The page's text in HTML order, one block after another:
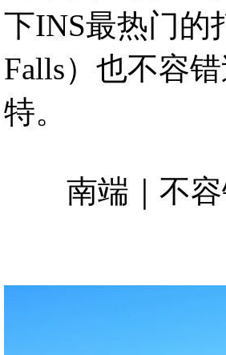
下INS最热门的
Falls）也不容
特。
南端｜不容